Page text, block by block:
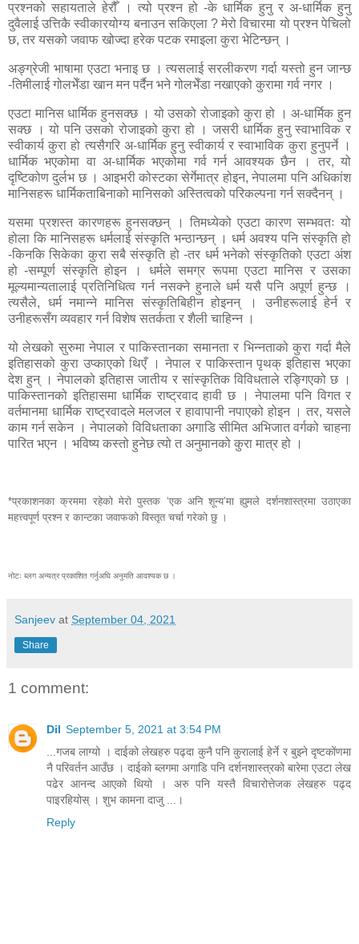
प्रश्नको सहायताले हेरौँ । त्यो प्रश्न हो -के धार्मिक हुनु र अ-धार्मिक हुनु
दुवैलाई उत्तिकै स्वीकारयोग्य बनाउन सकिएला ? मेरो विचारमा यो प्रश्न पेचिलो
छ, तर यसको जवाफ खोज्दा हरेक पटक रमाइला कुरा भेटिन्छन् ।
अङ्ग्रेजी भाषामा एउटा भनाइ छ । त्यसलाई सरलीकरण गर्दा यस्तो हुन जान्छ
-तिमीलाई गोलभेँडा खान मन पर्दैन भने गोलभेँडा नखाएको कुरामा गर्व नगर ।
एउटा मानिस धार्मिक हुनसक्छ । यो उसको रोजाइको कुरा हो । अ-धार्मिक हुन
सक्छ । यो पनि उसको रोजाइको कुरा हो । जसरी धार्मिक हुनु स्वाभाविक र
स्वीकार्य कुरा हो त्यसैगरि अ-धार्मिक हुनु स्वीकार्य र स्वाभाविक कुरा हुनुपर्ने ।
धार्मिक भएकोमा वा अ-धार्मिक भएकोमा गर्व गर्न आवश्यक छैन । तर, यो
दृष्टिकोण दुर्लभ छ । आइभरी कोस्टका सेर्गेमात्र होइन, नेपालमा पनि अधिकांश
मानिसहरू धार्मिकताबिनाको मानिसको अस्तित्वको परिकल्पना गर्न सक्दैनन् ।
यसमा प्रशस्त कारणहरू हुनसक्छन् । तिमध्येको एउटा कारण सम्भवतः यो
होला कि मानिसहरू धर्मलाई संस्कृति भन्ठान्छन् । धर्म अवश्य पनि संस्कृति हो
-किनकि सिकेका कुरा सबै संस्कृति हो -तर धर्म भनेको संस्कृतिको एउटा अंश
हो -सम्पूर्ण संस्कृति होइन । धर्मले समग्र रूपमा एउटा मानिस र उसका
मूल्यमान्यतालाई प्रतिनिधित्व गर्न नसक्ने हुनाले धर्म यसै पनि अपूर्ण हुन्छ ।
त्यसैले, धर्म नमान्ने मानिस संस्कृतिबिहीन होइनन् । उनीहरूलाई हेर्न र
उनीहरूसँग व्यवहार गर्न विशेष सतर्कता र शैली चाहिन्न ।
यो लेखको सुरुमा नेपाल र पाकिस्तानका समानता र भिन्नताको कुरा गर्दा मैले
इतिहासको कुरा उप्काएको थिएँ । नेपाल र पाकिस्तान पृथक् इतिहास भएका
देश हुन् । नेपालको इतिहास जातीय र सांस्कृतिक विविधताले रङ्गिएको छ ।
पाकिस्तानको इतिहासमा धार्मिक राष्ट्रवाद हावी छ । नेपालमा पनि विगत र
वर्तमानमा धार्मिक राष्ट्रवादले मलजल र हावापानी नपाएको होइन । तर, यसले
काम गर्न सकेन । नेपालको विविधताका अगाडि सीमित अभिजात वर्गको चाहना
पारित भएन । भविष्य कस्तो हुनेछ त्यो त अनुमानको कुरा मात्र हो ।
*प्रकाशनका क्रममा रहेको मेरो पुस्तक ‘एक अनि शून्य’मा ह्युमले दर्शनशास्त्रमा उठाएका
महत्त्वपूर्ण प्रश्न र कान्टका जवाफको विस्तृत चर्चा गरेको छु ।
नोटः ब्लग अन्यत्र प्रकाशित गर्नुअघि अनुमति आवश्यक छ ।
Sanjeev at September 04, 2021
Share
1 comment:
Dil September 5, 2021 at 3:54 PM
...गजब लाग्यो । दाईको लेखहरु पढ्दा कुनै पनि कुरालाई हेर्ने र बुझ्ने दृष्टकोंणमा
नै परिवर्तन आउँछ । दाईको ब्लगमा अगाडि पनि दर्शनशास्त्रको बारेमा एउटा लेख
पढेर आनन्द आएको थियो । अरु पनि यस्तै विचारोत्तेजक लेखहरु पढ्द
पाइरहियोस् । शुभ कामना दाजु ...।
Reply